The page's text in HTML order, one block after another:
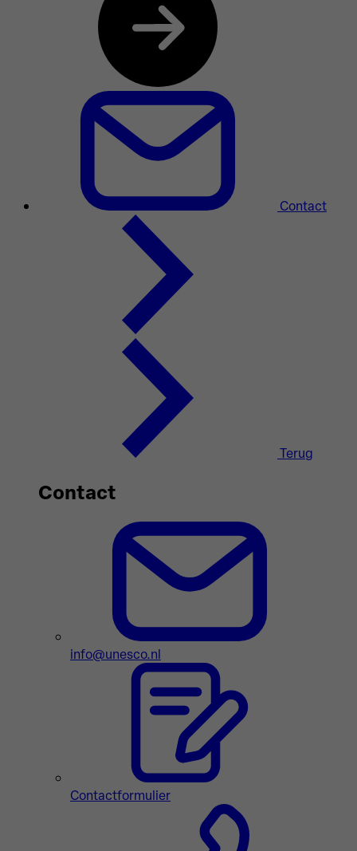
Contact
Terug
Contact
info@unesco.nl
Contactformulier